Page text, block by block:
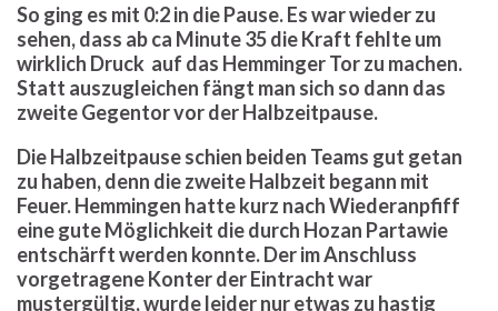
So ging es mit 0:2 in die Pause. Es war wieder zu
sehen, dass ab ca Minute 35 die Kraft fehlte um
wirklich Druck auf das Hemminger Tor zu machen.
Statt auszugleichen fängt man sich so dann das
zweite Gegentor vor der Halbzeitpause.
Die Halbzeitpause schien beiden Teams gut getan
zu haben, denn die zweite Halbzeit begann mit
Feuer. Hemmingen hatte kurz nach Wiederanpfiff
eine gute Möglichkeit die durch Hozan Partawie
entschärft werden konnte. Der im Anschluss
vorgetragene Konter der Eintracht war
mustergültig, wurde leider nur etwas zu hastig